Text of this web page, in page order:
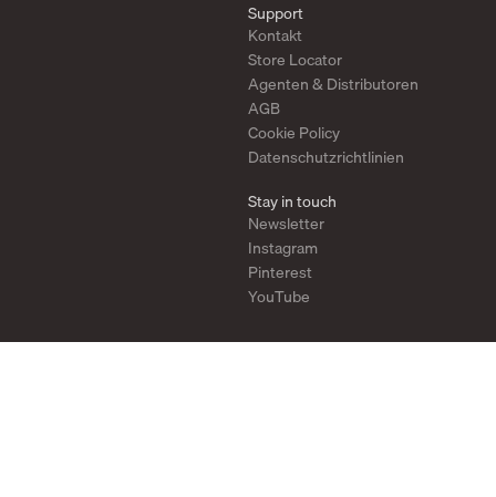
Support
Kontakt
Store Locator
Agenten & Distributoren
AGB
Cookie Policy
Datenschutzrichtlinien
Stay in touch
Newsletter
Instagram
Pinterest
YouTube